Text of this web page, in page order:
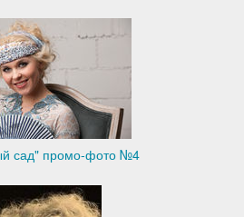
сад" промо-фото №4